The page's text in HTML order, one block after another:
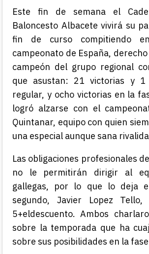
Este fin de semana el
Baloncesto Albacete vivirá su
fin de curso compitiendo
campeonato de España,
campeón del grupo regional
que asustan: 21 victorias y
regular, y ocho victorias en la
logró alzarse con el
Quintanar, equipo con quien
una especial aunque sana
Las obligaciones profesionales
no le permitirán dirigir al
gallegas, por lo que lo deja
segundo, Javier Lopez Tello,
5+eldescuento. Ambos
sobre la temporada que ha
sobre sus posibilidades en la